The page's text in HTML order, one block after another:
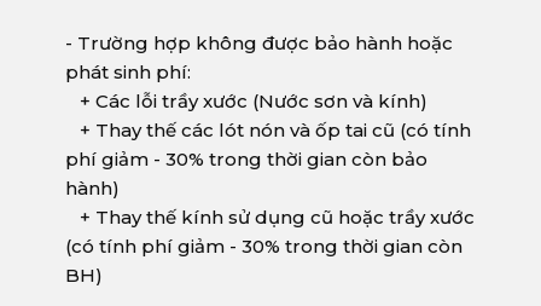
- Trường hợp không được bảo hành hoặc
phát sinh phí:
+ Các lỗi trầy xước (Nước sơn và kính)
+ Thay thế các lót nón và ốp tai cũ (có tính
phí giảm - 30% trong thời gian còn bảo
hành)
+ Thay thế kính sử dụng cũ hoặc trầy xước
(có tính phí giảm - 30% trong thời gian còn
BH)